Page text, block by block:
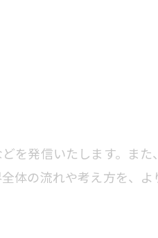
を発信いたします。また
体の流れや考え方を、よ